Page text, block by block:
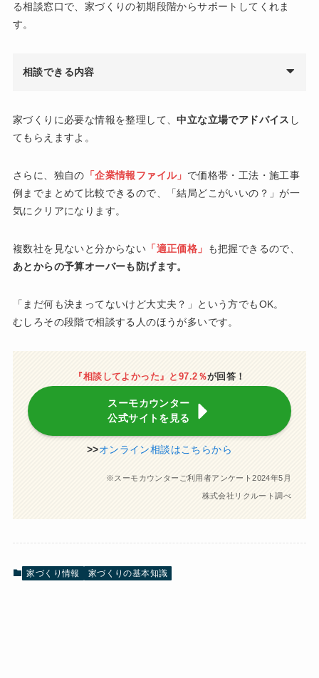
る相談窓口で、家づくりの初期段階からサポートしてくれま
す。
相談できる内容
家づくりに必要な情報を整理して、中立な立場でアドバイス し
てもらえますよ。
さらに、独自の 「企業情報ファイル」 で価格帯・工法・施工事
例までまとめて比較できるので、「結局どこがいいの？」が一
気にクリアになります。
複数社を見ないと分からない 「適正価格」
も把握できるので、
あとからの予算オーバーも防げます。
「まだ何も決まってないけど大丈夫？」という方でもOK。
むしろその段階で相談する人のほうが多いです。
『相談してよかった』と97.2％が回答！
スーモカウンター
公式サイトを見る
>>オンライン相談はこちらから
※スーモカウンターご利用者アンケート2024年5月
株式会社リクルート調べ
家づくり情報 家づくりの基本知識